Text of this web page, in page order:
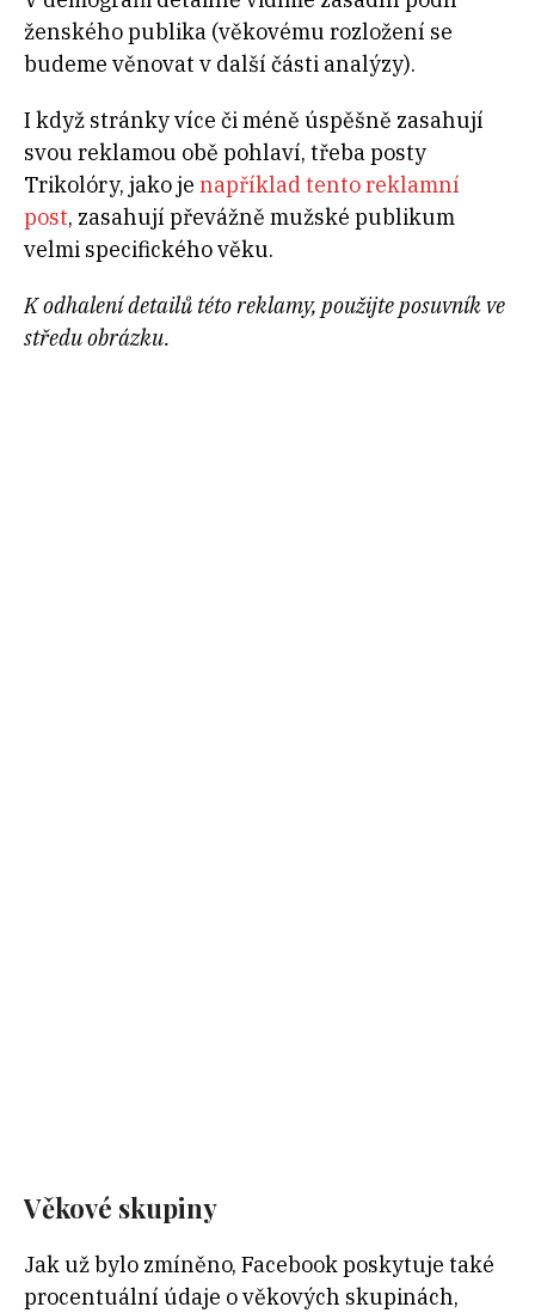
ženského publika (věkovému rozložení se
budeme věnovat v další části analýzy).
I když stránky více či méně úspěšně zasahují
svou reklamou obě pohlaví, třeba posty
Trikolóry, jako je například tento reklamní
post, zasahují převážně mužské publikum
velmi specifického věku.
K odhalení detailů této reklamy, použijte posuvník ve
středu obrázku.
Věkové skupiny
Jak už bylo zmíněno, Facebook poskytuje také
procentuální údaje o věkových skupinách,